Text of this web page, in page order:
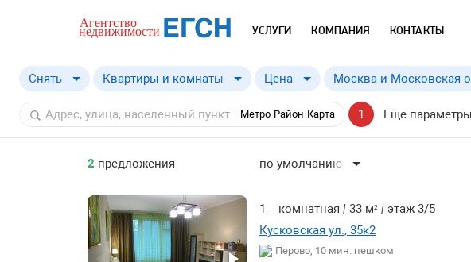
УСЛУГИ КОМПАНИЯ КОНТАКТЫ
Снять
Купить
Снять
Квартиры и комнаты Цена
от
Москва и Московская
Москва и Московская обл.
Москва
Московская обл.
Метро Район Карта 1 Еще параметры
2 предложения по умолчанию
по цене ↑
по комнатности ↓
1 – комнатная | 33 м² | этаж 3/5
Кусковская ул., 35к2
Перово, 10 мин. пешком